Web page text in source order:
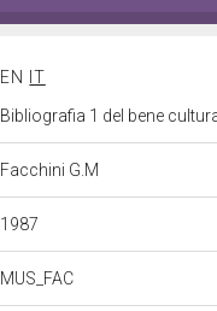
EN
IT
Bibliografia 1 del bene
Facchini G.M
1987
MUS_FAC